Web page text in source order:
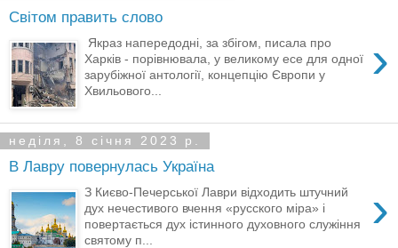
Світом править слово
›
Якраз напередодні, за збігом, писала про
Харків - порівнювала, у великому есе для одної
зарубіжної антології, концепцію Європи у
Хвильового...
неділя, 8 січня 2023 р.
В Лавру повернулась Україна
›
З Києво-Печерської Лаври відходить штучний
дух нечестивого вчення «русского міра» і
повертається дух істинного духовного служіння
святому п...